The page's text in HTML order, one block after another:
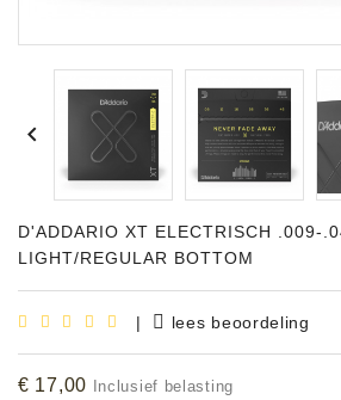
Instrumenten
Celtic
Accessoires
DEMO

D'ADDARIO XT ELECTRISCH .009-
LIGHT/REGULAR BOTTOM
| lees beoordeling
€ 17,00 Inclusief belasting